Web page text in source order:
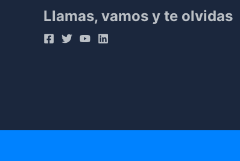
Llamas, vamos y te olvidas